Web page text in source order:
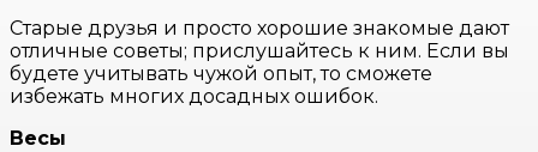
Старые друзья и просто хорошие знакомые дают
отличные советы; прислушайтесь к ним. Если вы
будете учитывать чужой опыт, то сможете
избежать многих досадных ошибок.
Весы